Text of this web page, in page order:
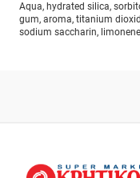
Aqua, hydrated silica,
gum, aroma, titanium
sodium saccharin,